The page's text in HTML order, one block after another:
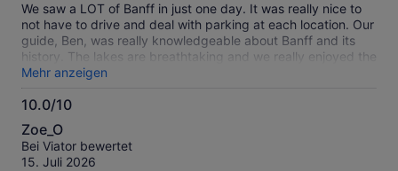
We saw a LOT of Banff in just one day. It was really nice to
not have to drive and deal with parking at each location. Our
guide, Ben, was really knowledgeable about Banff and its
history. The lakes are breathtaking and we really enjoyed the
view from the top of Sulphur Mountain.
Mehr anzeigen
10.0/10
10.0
von
10
Zoe_O
Bei Viator bewertet
15. Juli 2026